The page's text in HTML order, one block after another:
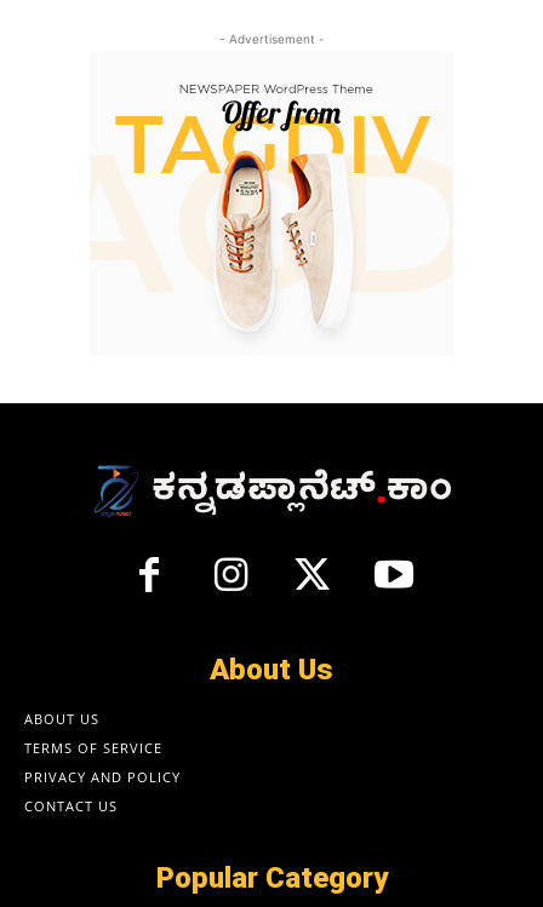
- Advertisement -
About Us
ABOUT US
TERMS OF SERVICE
PRIVACY AND POLICY
CONTACT US
Popular Category